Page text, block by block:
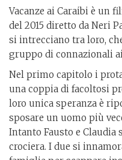
Vacanze ai Caraibi è un
del 2015 diretto da Neri
si intrecciano tra loro,
gruppo di connazionali
Nel primo capitolo i
una coppia di facoltosi
loro unica speranza è
sposare un uomo più
Intanto Fausto e Claudia
crociera. I due si